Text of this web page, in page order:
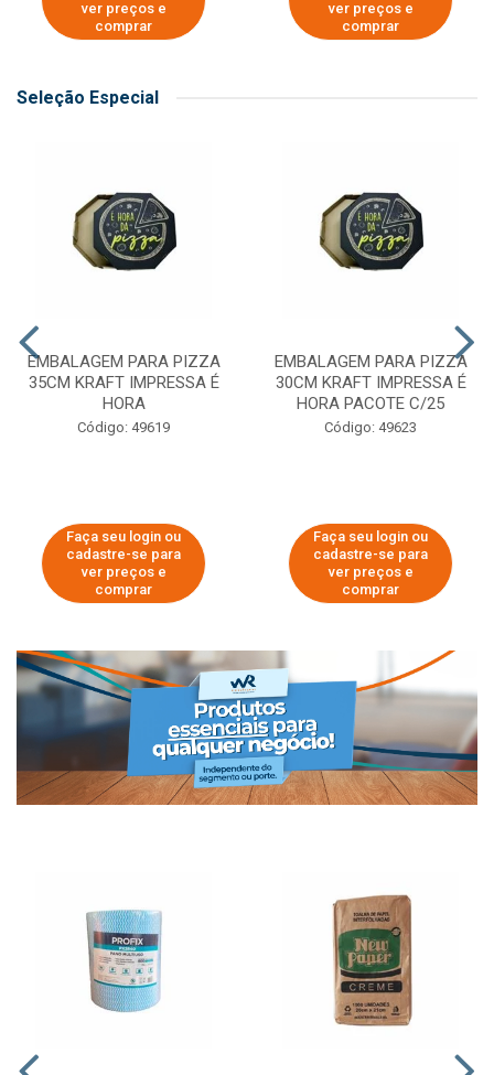
ver preços e
comprar
ver preços e
comprar
Seleção Especial
EMBALAGEM PARA PIZZA
35CM KRAFT IMPRESSA É
HORA
Código: 49619
Faça seu login ou
cadastre-se para
ver preços e
comprar
EMBALAGEM PARA PIZZA
30CM KRAFT IMPRESSA É
HORA PACOTE C/25
Código: 49623
Faça seu login ou
cadastre-se para
ver preços e
comprar